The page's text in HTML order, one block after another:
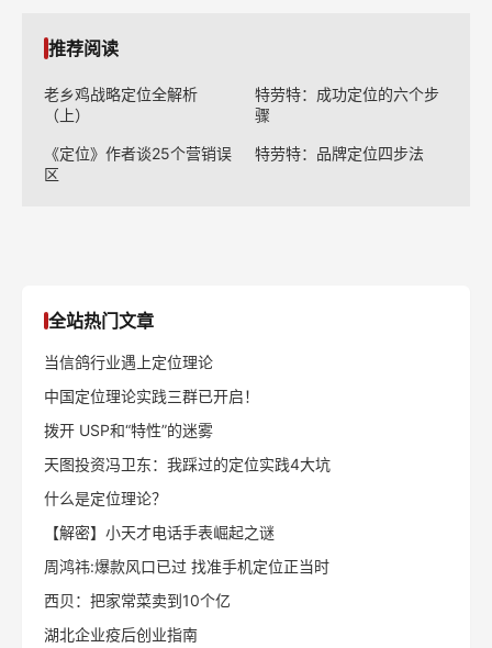
推荐阅读
老乡鸡战略定位全解析
（上）
特劳特：成功定位的六个步
骤
《定位》作者谈25个营销误
区
特劳特：品牌定位四步法
全站热门文章
当信鸽行业遇上定位理论
中国定位理论实践三群已开启！
拨开 USP和“特性”的迷雾
天图投资冯卫东：我踩过的定位实践4大坑
什么是定位理论？
【解密】小天才电话手表崛起之谜
周鸿祎:爆款风口已过 找准手机定位正当时
西贝：把家常菜卖到10个亿
湖北企业疫后创业指南